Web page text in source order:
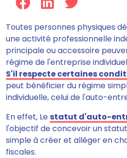
Toutes personnes physiques
une activité professionnelle
principale ou accessoire
régime de l'entreprise
S'il respecte certaines
peut bénéficier du régime
individuelle, celui de l'auto-
En effet, Le statut d'auto-
l'objectif de concevoir un
simple à créer et alléger en
fiscales.